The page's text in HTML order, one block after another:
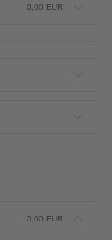
0,00 EUR
0,00 EUR